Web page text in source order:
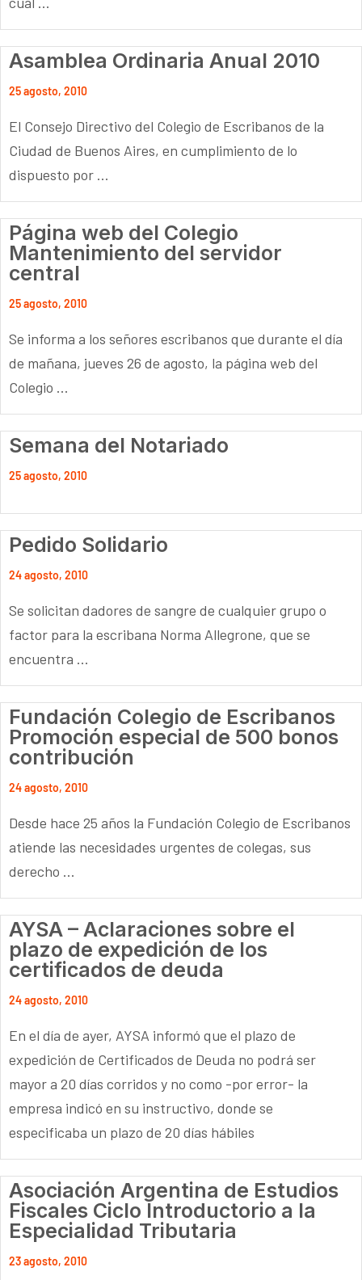
Asamblea Ordinaria Anual 2010
25 agosto, 2010
El Consejo Directivo del Colegio de Escribanos de la
Ciudad de Buenos Aires, en cumplimiento de lo
dispuesto por ...
Página web del Colegio
Mantenimiento del servidor
central
25 agosto, 2010
Se informa a los señores escribanos que durante el día
de mañana, jueves 26 de agosto, la página web del
Colegio ...
Semana del Notariado
25 agosto, 2010
Pedido Solidario
24 agosto, 2010
Se solicitan dadores de sangre de cualquier grupo o
factor para la escribana Norma Allegrone, que se
encuentra ...
Fundación Colegio de Escribanos
Promoción especial de 500 bonos
contribución
24 agosto, 2010
Desde hace 25 años la Fundación Colegio de Escribanos
atiende las necesidades urgentes de colegas, sus
derecho ...
AYSA – Aclaraciones sobre el
plazo de expedición de los
certificados de deuda
24 agosto, 2010
En el día de ayer, AYSA informó que el plazo de
expedición de Certificados de Deuda no podrá ser
mayor a 20 días corridos y no como -por error- la
empresa indicó en su instructivo, donde se
especificaba un plazo de 20 días hábiles
Asociación Argentina de Estudios
Fiscales Ciclo Introductorio a la
Especialidad Tributaria
23 agosto, 2010